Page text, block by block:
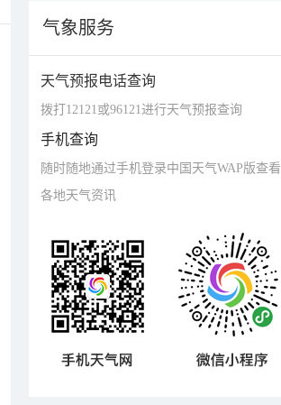
气象服务
天气预报电话查询
拨打12121或96121进行天气预报查询
手机查询
随时随地通过手机登录中国天气WAP版查看
各地天气资讯